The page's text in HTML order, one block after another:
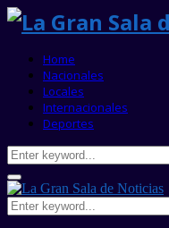
Home
Nacionales
Locales
Internacionales
Deportes
Search
for:
Primary
Menu
Search
for: